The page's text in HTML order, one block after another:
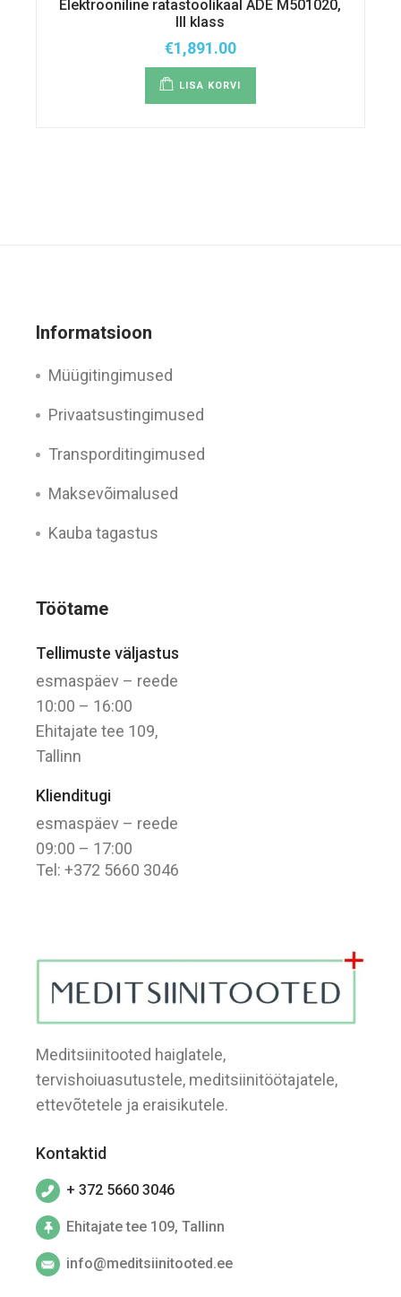
Elektrooniline ratastoolikaal ADE M501020,
III klass
€1,891.00
LISA KORVI
Meditsiinitooted haiglatele,
tervishoiuasutustele, meditsiinitöötajatele,
ettevõtetele ja eraisikutele.
Kontaktid
+ 372 5660 3046
Ehitajate tee 109, Tallinn
info@meditsiinitooted.ee
Töötame
Tellimuste väljastus
esmaspäev – reede
10:00 – 16:00
Ehitajate tee 109,
Tallinn
Klienditugi
esmaspäev – reede
09:00 – 17:00
Tel: +372 5660 3046
Informatsioon
Müügitingimused
Privaatsustingimused
Transporditingimused
Maksevõimalused
Kauba tagastus